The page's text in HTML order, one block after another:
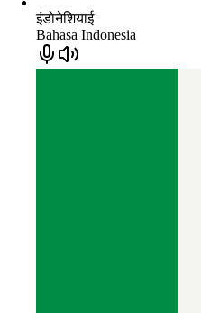
इंडोनेशियाई
Bahasa Indonesia